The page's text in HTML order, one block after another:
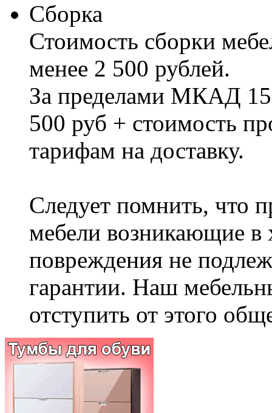
Сборка
Стоимость сборки
менее 2 500 рублей.
За пределами МКАД
500 руб + стоимость
тарифам на доставку.
Следует помнить, что
мебели возникающие в
повреждения не
гарантии. Наш
отступить от этого